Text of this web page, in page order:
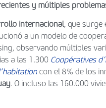
y múltiples
internacional, que surge
a un modelo de
observando múltiples
a las 1.300 Coopératives
con el 8% de los
. O incluso las 160.000